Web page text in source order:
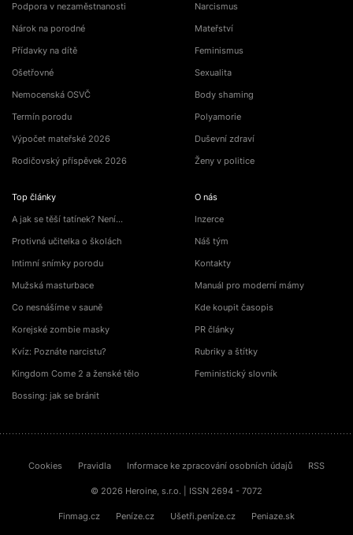
Podpora v nezaměstnanosti
Nárok na porodné
Přídavky na dítě
Ošetřovné
Nemocenská OSVČ
Termín porodu
Výpočet mateřské 2026
Rodičovský příspěvek 2026
Top články
A jak se těší tatínek? Není…
Protivná učitelka o školách
Intimní snímky porodu
Mužská masturbace
Co nesnášíme v sauně
Korejské zombie masky
Kvíz: Poznáte narcistu?
Kingdom Come 2 a ženské tělo
Bossing: jak se bránit
Narcismus
Mateřství
Feminismus
Sexualita
Body shaming
Polyamorie
Duševní zdraví
Ženy v politice
O nás
Inzerce
Náš tým
Kontakty
Manuál pro moderní mámy
Kde koupit časopis
PR články
Rubriky a štítky
Feministický slovník
Cookies Pravidla Informace ke zpracování osobních údajů RSS
© 2026 Heroine, s.r.o. | ISSN 2694 - 7072
Finmag.cz Peníze.cz Ušetři.peníze.cz Peniaze.sk